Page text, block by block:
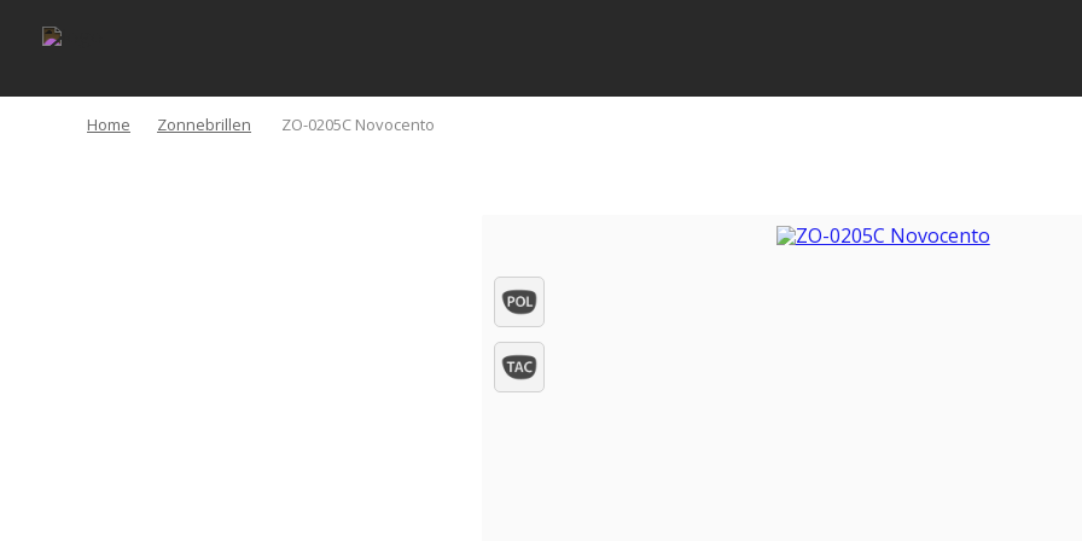
Home Zonnebrillen ZO-0205C Novocento